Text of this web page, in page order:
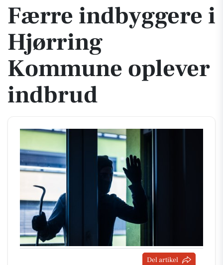
Færre indbyggere i
Hjørring
Kommune oplever
indbrud
Del artikel